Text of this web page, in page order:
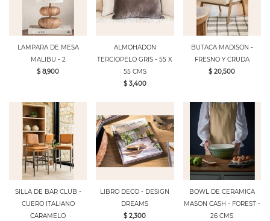
LAMPARA DE MESA
MALIBU - 2
$ 8,900
ALMOHADON
TERCIOPELO GRIS - 55 X
55 CMS
$ 3,400
BUTACA MADISON -
FRESNO Y CRUDA
$ 20,500
SILLA DE BAR CLUB -
CUERO ITALIANO
CARAMELO
LIBRO DECO - DESIGN
DREAMS
$ 2,300
BOWL DE CERAMICA
MASON CASH - FOREST -
26 CMS